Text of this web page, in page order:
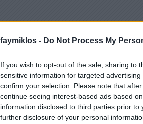
faymiklos - Do Not Process My
If you wish to opt-out of the sale, sharing to
sensitive information for targeted
confirm your selection. Please note that
continue seeing interest-based ads based
information disclosed to third parties prior
further disclosure of your personal